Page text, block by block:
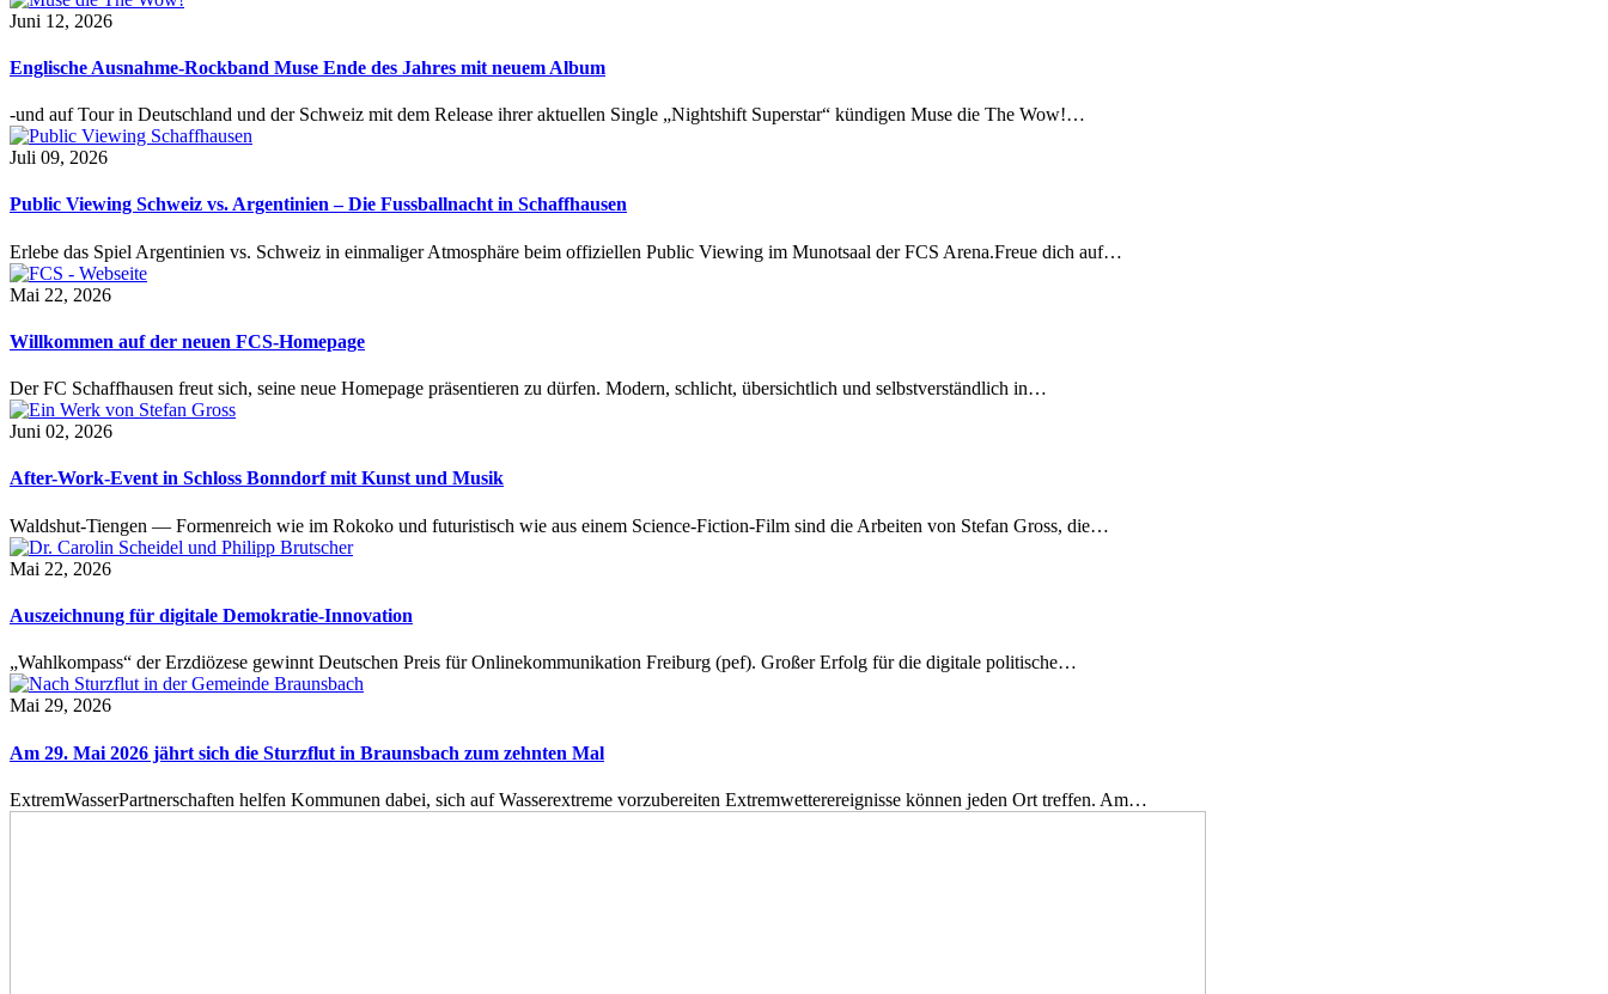
Juni 12, 2026
Englische Ausnahme-Rockband Muse Ende des Jahres mit neuem Album
-und auf Tour in Deutschland und der Schweiz mit dem Release ihrer aktuellen Single „Nightshift Superstar“ kündigen Muse die The Wow!…
Juli 09, 2026
Public Viewing Schweiz vs. Argentinien – Die Fussballnacht in Schaffhausen
Erlebe das Spiel Argentinien vs. Schweiz in einmaliger Atmosphäre beim offiziellen Public Viewing im Munotsaal der FCS Arena.Freue dich auf…
Mai 22, 2026
Willkommen auf der neuen FCS-Homepage
Der FC Schaffhausen freut sich, seine neue Homepage präsentieren zu dürfen. Modern, schlicht, übersichtlich und selbstverständlich in…
Juni 02, 2026
After-Work-Event in Schloss Bonndorf mit Kunst und Musik
Waldshut-Tiengen — Formenreich wie im Rokoko und futuristisch wie aus einem Science-Fiction-Film sind die Arbeiten von Stefan Gross, die…
Mai 22, 2026
Auszeichnung für digitale Demokratie-Innovation
„Wahlkompass“ der Erzdiözese gewinnt Deutschen Preis für Onlinekommunikation Freiburg (pef). Großer Erfolg für die digitale politische…
Mai 29, 2026
Am 29. Mai 2026 jährt sich die Sturzflut in Braunsbach zum zehnten Mal
ExtremWasserPartnerschaften helfen Kommunen dabei, sich auf Wasserextreme vorzubereiten Extremwetterereignisse können jeden Ort treffen. Am…